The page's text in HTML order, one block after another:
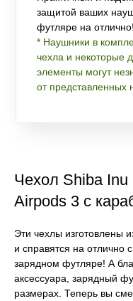
защитой ваших
футляре на отлично!
* Наушники в
чехла и некоторые
элементы могут
от представленных
Чехол Shiba
Airpods 3 с
Эти чехлы изготовлены
и справятся на отлично
зарядном футляре! А
аксессуара, зарядный
размерах. Теперь вы